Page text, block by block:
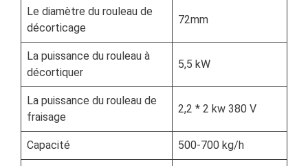
Le diamètre du rouleau de
décorticage
72mm
La puissance du rouleau à
décortiquer
5,5 kW
La puissance du rouleau de
fraisage
2,2 * 2 kw 380 V
Capacité 500-700 kg/h